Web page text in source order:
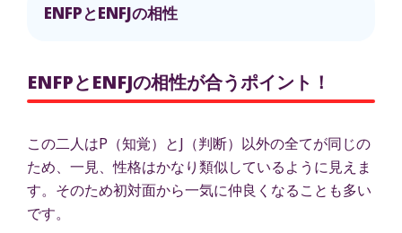
ENFPとENFJの相性
ENFPとENFJの相性が合うポイント！
この二人はP（知覚）とJ（判断）以外の全てが同じの
ため、一見、性格はかなり類似しているように見えま
す。そのため初対面から一気に仲良くなることも多い
です。